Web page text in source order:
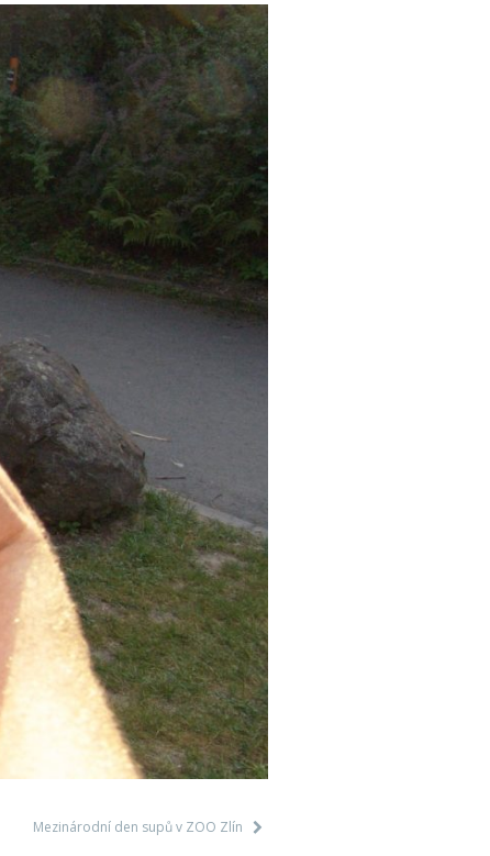
Mezinárodní den supů v ZOO Zlín